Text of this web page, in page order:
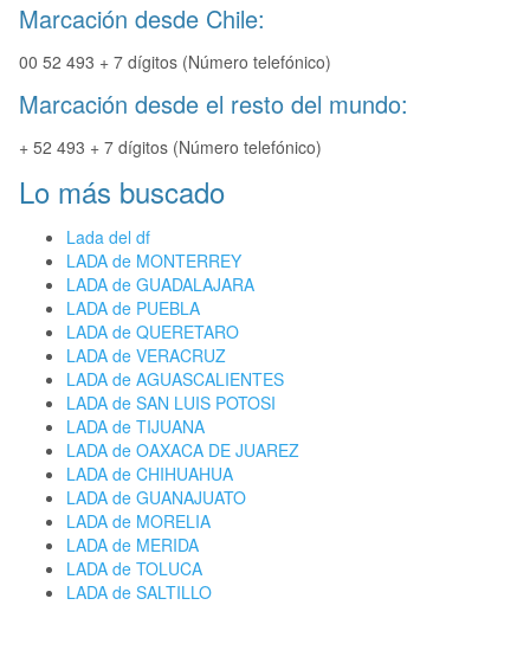
Marcación desde Chile:
00 52 493 + 7 dígitos (Número telefónico)
Marcación desde el resto del mundo:
+ 52 493 + 7 dígitos (Número telefónico)
Lo más buscado
Lada del df
LADA de MONTERREY
LADA de GUADALAJARA
LADA de PUEBLA
LADA de QUERETARO
LADA de VERACRUZ
LADA de AGUASCALIENTES
LADA de SAN LUIS POTOSI
LADA de TIJUANA
LADA de OAXACA DE JUAREZ
LADA de CHIHUAHUA
LADA de GUANAJUATO
LADA de MORELIA
LADA de MERIDA
LADA de TOLUCA
LADA de SALTILLO